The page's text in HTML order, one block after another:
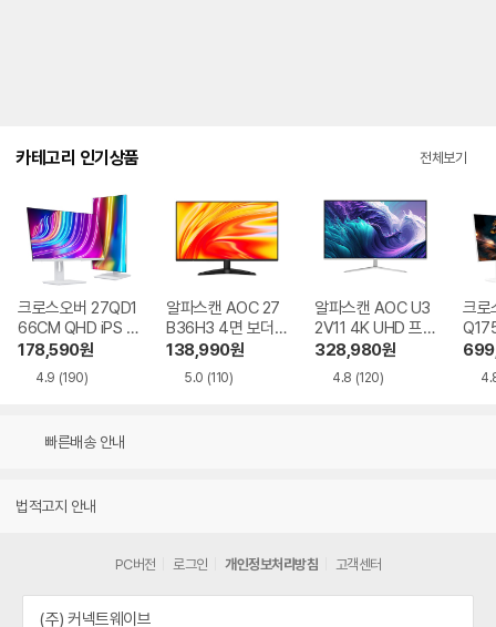
카테고리 인기상품 전체보기
크로스오버 27QD1
66CM QHD iPS U
SB-C 화이트 Ai 멀
티스탠드
178,590원
4.9 (190)
알파스캔 AOC 27
B36H3 4면 보더리
스 IPS 120 시력보
호 무결점
138,990원
5.0 (110)
알파스캔 AOC U3
2V11 4K UHD 프리
싱크 HDR 시력보호
무결점
328,980원
4.8 (120)
크로
Ai
빠른배송 안내
법적고지 안내
PC버전 로그인 개인정보처리방침 고객센터
(주) 커넥트웨이브